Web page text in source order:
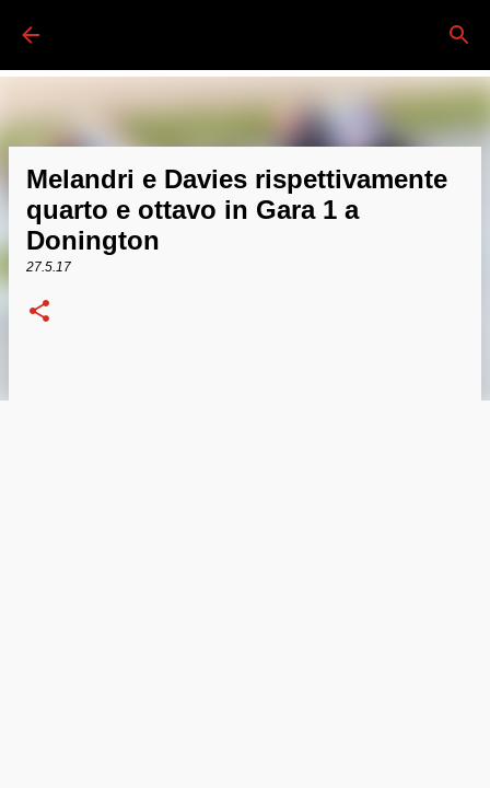
Melandri e Davies rispettivamente
quarto e ottavo in Gara 1 a
Donington
27.5.17